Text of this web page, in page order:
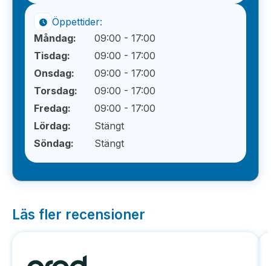
Öppettider:
Måndag:
09:00 - 17:00
Tisdag:
09:00 - 17:00
Onsdag:
09:00 - 17:00
Torsdag:
09:00 - 17:00
Fredag:
09:00 - 17:00
Lördag:
Stängt
Söndag:
Stängt
Läs fler recensioner